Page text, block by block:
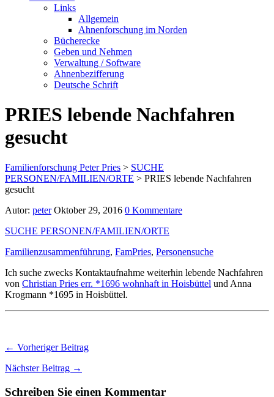
Links
Allgemein
Ahnenforschung im Norden
Bücherecke
Geben und Nehmen
Verwaltung / Software
Ahnenbezifferung
Deutsche Schrift
PRIES lebende Nachfahren
gesucht
Familienforschung Peter Pries > SUCHE
PERSONEN/FAMILIEN/ORTE > PRIES lebende Nachfahren
gesucht
Autor: peter Oktober 29, 2016 0 Kommentare
SUCHE PERSONEN/FAMILIEN/ORTE
Familienzusammenführung, FamPries, Personensuche
Ich suche zwecks Kontaktaufnahme weiterhin lebende Nachfahren
von Christian Pries err. *1696 wohnhaft in Hoisbüttel und Anna
Krogmann *1695 in Hoisbüttel.
← Vorheriger Beitrag
Nächster Beitrag →
Schreiben Sie einen Kommentar